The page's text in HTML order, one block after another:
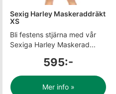
Sexig Harley Maskeraddräkt
XS
Bli festens stjärna med vår
Sexiga Harley Maskerad...
595:-
Mer info »